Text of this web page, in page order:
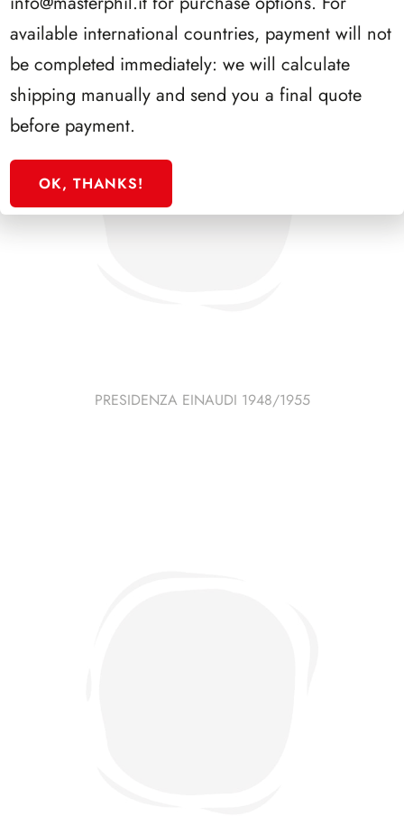
PRESIDENZA EINAUDI 1948/1955
available international countries, payment will not
be completed immediately: we will calculate
shipping manually and send you a final quote
before payment.
OK, THANKS!